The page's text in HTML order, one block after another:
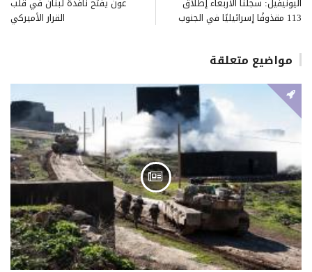
113 مقذوفًا إسرائيليًا في الجنوب
القرار الأميركي
مواضيع متعلقة